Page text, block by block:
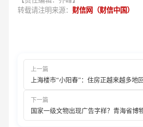
转载请注明来源： 财信网（财信中国）
上一篇
上海楼市“小阳春”：住房正越来越多地
下一篇
国家一级文物出现广告字样？青海省博